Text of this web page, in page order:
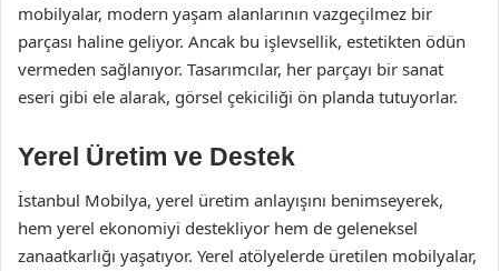
mobilyalar, modern yaşam alanlarının vazgeçilmez bir
parçası haline geliyor. Ancak bu işlevsellik, estetikten ödün
vermeden sağlanıyor. Tasarımcılar, her parçayı bir sanat
eseri gibi ele alarak, görsel çekiciliği ön planda tutuyorlar.
Yerel Üretim ve Destek
İstanbul Mobilya, yerel üretim anlayışını benimseyerek,
hem yerel ekonomiyi destekliyor hem de geleneksel
zanaatkarlığı yaşatıyor. Yerel atölyelerde üretilen mobilyalar,